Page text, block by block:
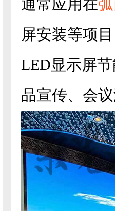
通常应用在
屏安装等项
LED显示屏
品宣传、会